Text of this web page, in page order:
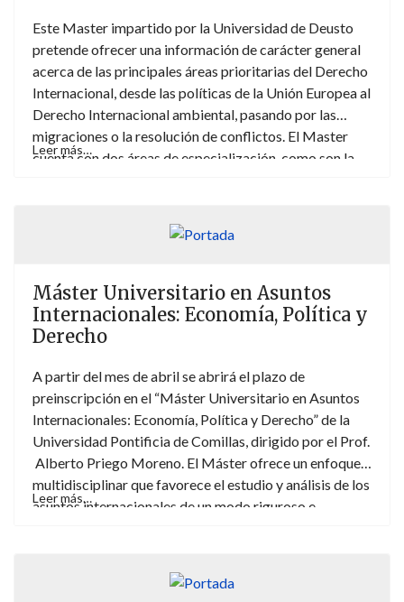
Este Master impartido por la Universidad de Deusto
pretende ofrecer una información de carácter general
acerca de las principales áreas prioritarias del Derecho
Internacional, desde las políticas de la Unión Europea al
Derecho Internacional ambiental, pasando por las
migraciones o la resolución de conflictos. El Master
cuenta con dos áreas de especialización, como son la
de movilidad internacional durante el segundo
semestre, hay un curso obligatorio sobre "Genocide
desarrolla en Cracovia, incluyendo una visita guiada al
antiguo campo de exterminio de Auschwitz.
Leer más…
Máster Universitario en Asuntos
Internacionales: Economía, Política y
Derecho
A partir del mes de abril se abrirá el plazo de
preinscripción en el “Máster Universitario en Asuntos
Internacionales: Economía, Política y Derecho” de la
Universidad Pontificia de Comillas, dirigido por el Prof.
Alberto Priego Moreno. El Máster ofrece un enfoque
multidisciplinar que favorece el estudio y análisis de los
asuntos internacionales de un modo riguroso e
Pontificia Comillas. Cursar el Máster en Asuntos
Internacionales permite que los alumnos adquieran un
Leer más…